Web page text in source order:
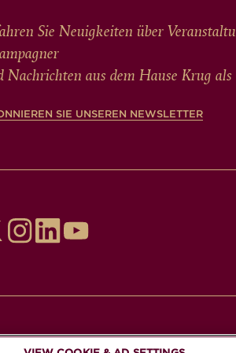
Sie Neuigkeiten über
Nachrichten aus dem Hause Krug als
SIE UNSEREN NEWSLETTER
SIE IM